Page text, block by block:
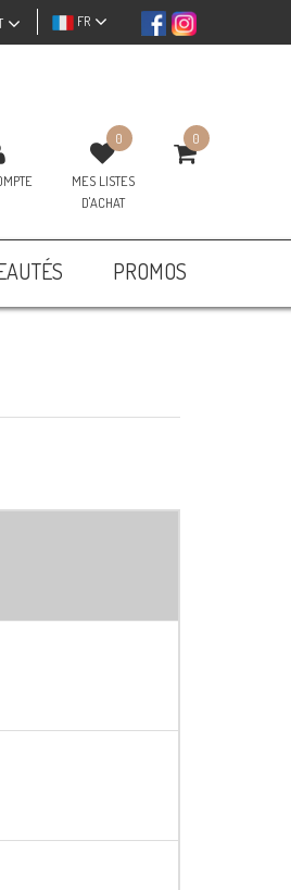
FR
0
MES LISTES
D'ACHAT
0
PROMOS